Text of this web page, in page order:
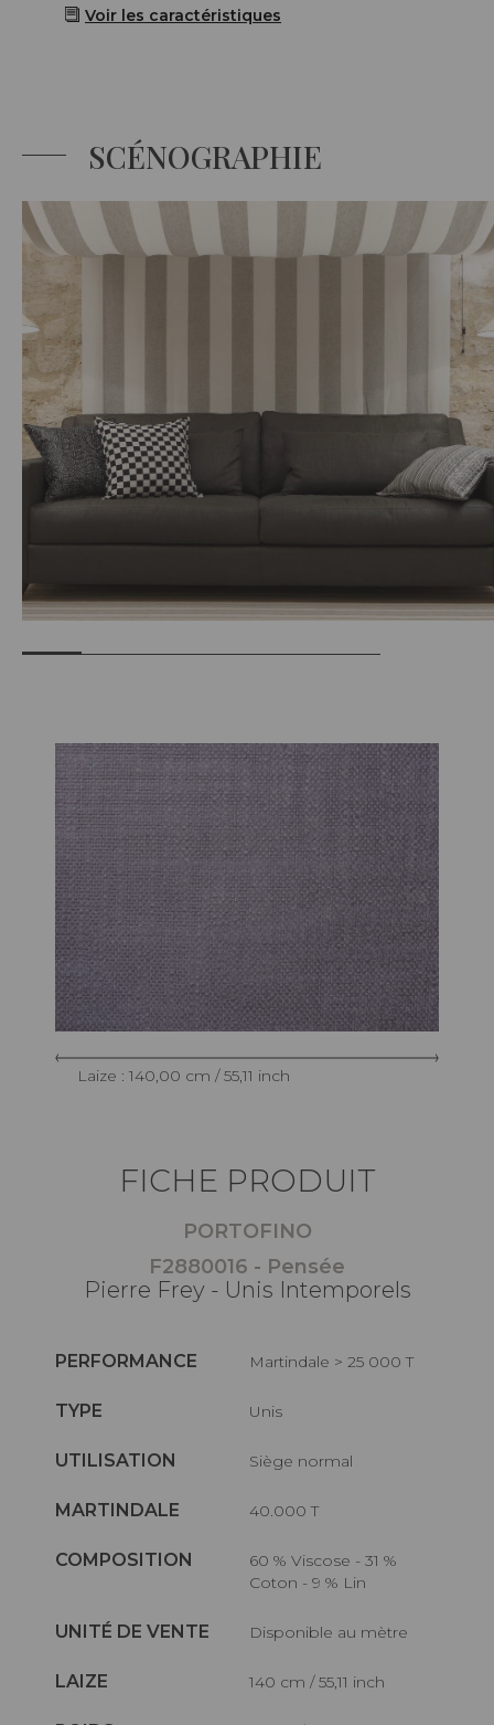
Voir les caractéristiques
SCÉNOGRAPHIE
Laize : 140,00 cm / 55,11 inch
FICHE PRODUIT
PORTOFINO
F2880016 - Pensée
Pierre Frey - Unis Intemporels
PERFORMANCE Martindale > 25 000 T
TYPE Unis
UTILISATION Siège normal
MARTINDALE 40.000 T
COMPOSITION
60 % Viscose - 31 %
Coton - 9 % Lin
UNITÉ DE VENTE Disponible au mètre
LAIZE 140 cm / 55,11 inch